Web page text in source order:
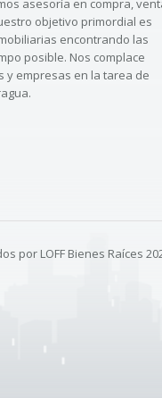
asesoría en compra,
objetivo primordial es
encontrando las
posible. Nos complace
y empresas en la tarea de
por LOFF Bienes Raíces